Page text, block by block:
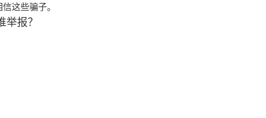
这些骗子。
报？